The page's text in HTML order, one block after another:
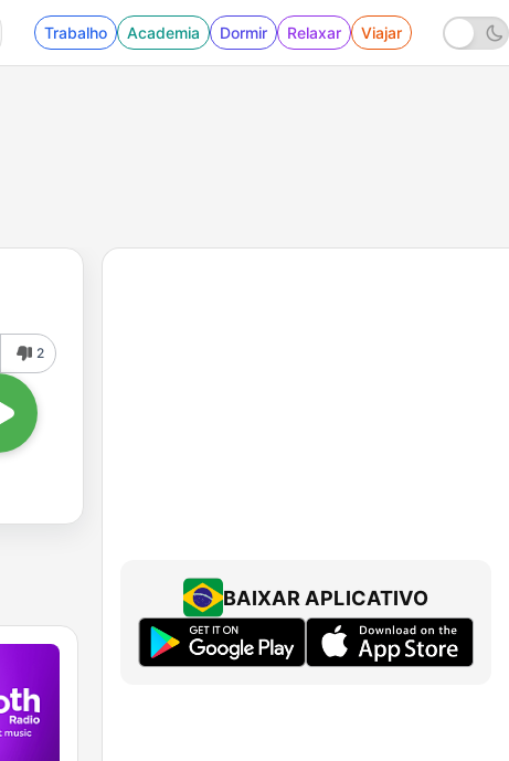
Trabalho Academia Dormir Relaxar Viajar
2
BAIXAR APLICATIVO